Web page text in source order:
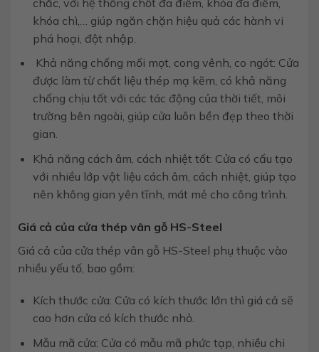
khóa chì,… giúp ngăn chặn hiệu quả các hành vi
phá hoại, đột nhập.
Khả năng chống mối mọt, cong vênh, co ngót: Cửa
được làm từ chất liệu thép mạ kẽm, có khả năng
chống chịu tốt với các tác động của thời tiết, môi
trường bên ngoài, giúp cửa luôn bền đẹp theo thời
gian.
Khả năng cách âm, cách nhiệt tốt: Cửa có cấu tạo
với nhiều lớp vật liệu cách âm, cách nhiệt, giúp tạo
nên không gian yên tĩnh, mát mẻ cho công trình.
Giá cả của cửa thép vân gỗ HS-Steel
Giá cả của cửa thép vân gỗ HS-Steel phụ thuộc vào
nhiều yếu tố, bao gồm:
Kích thước cửa: Cửa có kích thước lớn thì giá cả sẽ
cao hơn cửa có kích thước nhỏ.
Mẫu mã cửa: Cửa có mẫu mã phức tạp, nhiều chi